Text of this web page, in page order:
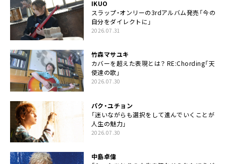
IKUO
スラップ・オンリーの3rdアルバム発売「今の
自分をダイレクトに」
2026.07.31
竹森マサユキ
カバーを超えた表現とは？ RE:Chording「天
使達の歌」
2026.07.30
パク・ユチョン
「迷いながらも選択をして進んでいくことが
人生の魅力」
2026.07.30
中島卓偉